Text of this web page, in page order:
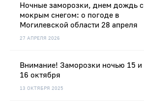
27 АПРЕЛЯ 2026
Ночные заморозки, днем дождь с
мокрым снегом: о погоде в
Могилевской области 28 апреля
13 ОКТЯБРЯ 2025
Внимание! Заморозки ночью 15 и
16 октября